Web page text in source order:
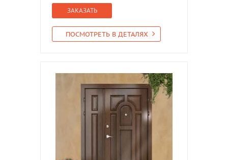
ЗАКАЗАТЬ
ПОСМОТРЕТЬ В ДЕТАЛЯХ